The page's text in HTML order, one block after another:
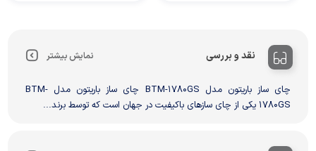
نقد و بررسی نمایش بیشتر
چای ساز باریتون مدل BTM-1780GS چای ساز باریتون مدل BTM-
1780GS یکی از چای سازهای باکیفیت در جهان است که توسط برند...